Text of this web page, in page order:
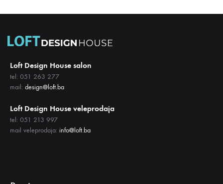
LISTU
LISTU
Loft Design House salon
tel: 051 263 277
mail: design@loft.ba
Loft Design House veleprodaja
tel: 051 213 997
mail veleprodaja: info@loft.ba